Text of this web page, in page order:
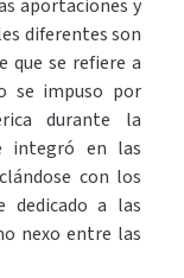
aportaciones y
diferentes son
que se refiere a
se impuso por
durante la
integró en las
con los
dedicado a las
nexo entre las